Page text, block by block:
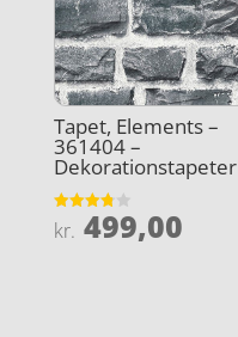
Tapet, Elements –
361404 –
Dekorationstapeter
Vurderet
3.8
kr. 499,00